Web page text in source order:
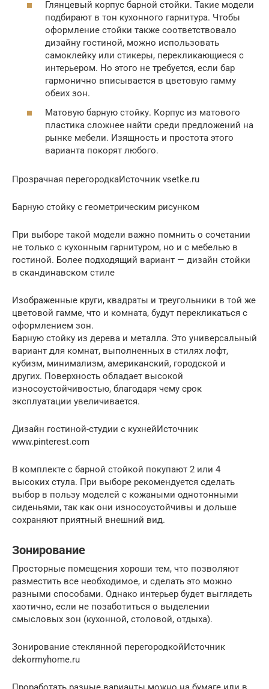
Глянцевый корпус барной стойки. Такие модели
подбирают в тон кухонного гарнитура. Чтобы
оформление стойки также соответствовало
дизайну гостиной, можно использовать
самоклейку или стикеры, перекликающиеся с
интерьером. Но этого не требуется, если бар
гармонично вписывается в цветовую гамму
обеих зон.
Матовую барную стойку. Корпус из матового
пластика сложнее найти среди предложений на
рынке мебели. Изящность и простота этого
варианта покорят любого.
Прозрачная перегородкаИсточник vsetke.ru
Барную стойку с геометрическим рисунком
При выборе такой модели важно помнить о сочетании
не только с кухонным гарнитуром, но и с мебелью в
гостиной. Более подходящий вариант — дизайн стойки
в скандинавском стиле
Изображенные круги, квадраты и треугольники в той же
цветовой гамме, что и комната, будут перекликаться с
оформлением зон.
Барную стойку из дерева и металла. Это универсальный
вариант для комнат, выполненных в стилях лофт,
кубизм, минимализм, американский, городской и
других. Поверхность обладает высокой
износоустойчивостью, благодаря чему срок
эксплуатации увеличивается.
Дизайн гостиной-студии с кухнейИсточник
www.pinterest.com
В комплекте с барной стойкой покупают 2 или 4
высоких стула. При выборе рекомендуется сделать
выбор в пользу моделей с кожаными однотонными
сиденьями, так как они износоустойчивы и дольше
сохраняют приятный внешний вид.
Зонирование
Просторные помещения хороши тем, что позволяют
разместить все необходимое, и сделать это можно
разными способами. Однако интерьер будет выглядеть
хаотично, если не позаботиться о выделении
смысловых зон (кухонной, столовой, отдыха).
Зонирование стеклянной перегородкойИсточник
dekormyhome.ru